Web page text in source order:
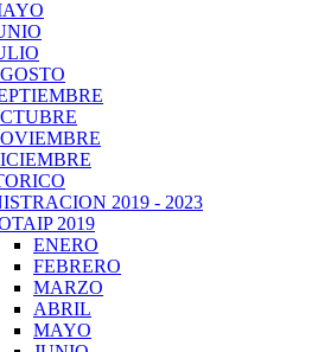
2019 - 2023
2019
ENERO
FEBRERO
MARZO
ABRIL
MAYO